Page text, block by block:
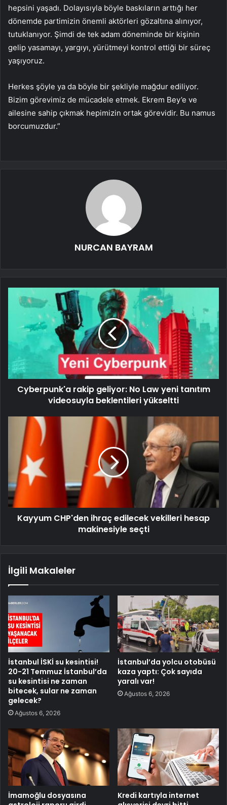
hepsini yaşadı. Dolayısıyla böyle baskıların arttığı her
dönemde partimizin önemli aktörleri gözaltına alınıyor,
tutuklanıyor. Şimdi de tek adam döneminde bir kişinin
gelip yasamayı, yargıyı, yürütmeyi kontrol ettiği bir süreç
yaşıyoruz.
Herkes şöyle ya da böyle bir şekliyle mağdur ediliyor.
Bizim görevimiz de mücadele etmek. Ekrem Bey’e ve
ailesine sahip çıkmak hepimizin ortak görevidir. Bu namus
borcumuzdur.”
NURCAN BAYRAM
Cyberpunk'a rakip geliyor: No Law yeni tanıtım
videosuyla beklentileri yükseltti
Kayyum CHP'den ihraç edilecek vekilleri hesap
makinesiyle seçti
İlgili Makaleler
İstanbul İSKİ su kesintisi!
20-21 Temmuz İstanbul’da
su kesintisi ne zaman
bitecek, sular ne zaman
gelecek?
Ağustos 6, 2026
İstanbul’da yolcu otobüsü
kaza yaptı: Çok sayıda
yaralı var!
Ağustos 6, 2026
İmamoğlu dosyasına
Kredi kartıyla internet